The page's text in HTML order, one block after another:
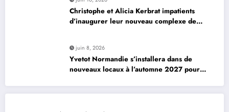
Christophe et Alicia Kerbrat impatients
d’inaugurer leur nouveau complexe de
juin 8, 2026
Yvetot Normandie s’installera dans de
nouveaux locaux à l’automne 2027 pour